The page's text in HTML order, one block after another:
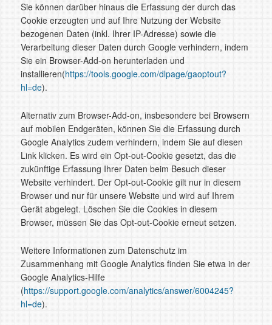
Sie können darüber hinaus die Erfassung der durch das
Cookie erzeugten und auf Ihre Nutzung der Website
bezogenen Daten (inkl. Ihrer IP-Adresse) sowie die
Verarbeitung dieser Daten durch Google verhindern, indem
Sie ein Browser-Add-on herunterladen und
installieren(https://tools.google.com/dlpage/gaoptout?
hl=de).
Alternativ zum Browser-Add-on, insbesondere bei Browsern
auf mobilen Endgeräten, können Sie die Erfassung durch
Google Analytics zudem verhindern, indem Sie auf diesen
Link klicken. Es wird ein Opt-out-Cookie gesetzt, das die
zukünftige Erfassung Ihrer Daten beim Besuch dieser
Website verhindert. Der Opt-out-Cookie gilt nur in diesem
Browser und nur für unsere Website und wird auf Ihrem
Gerät abgelegt. Löschen Sie die Cookies in diesem
Browser, müssen Sie das Opt-out-Cookie erneut setzen.
Weitere Informationen zum Datenschutz im
Zusammenhang mit Google Analytics finden Sie etwa in der
Google Analytics-Hilfe
(https://support.google.com/analytics/answer/6004245?
hl=de).